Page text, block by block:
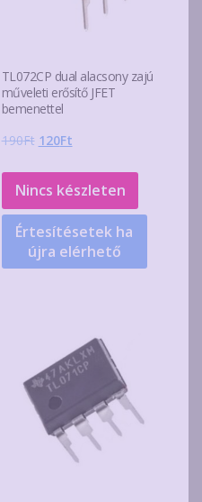
TL072CP dual alacsony zajú
műveleti erősítő JFET
bemenettel
190Ft Original
was:
190Ft.
120FtCurrent
is:
120Ft.
Nincs készleten
Értesítésetek ha
újra elérhető